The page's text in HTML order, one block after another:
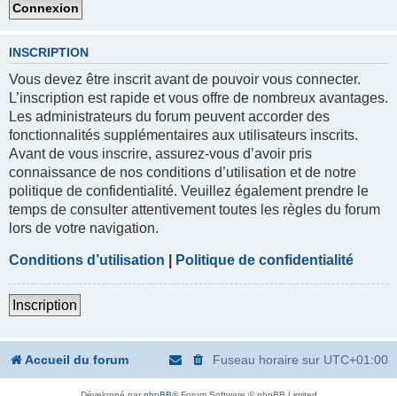
INSCRIPTION
Vous devez être inscrit avant de pouvoir vous connecter.
L’inscription est rapide et vous offre de nombreux avantages.
Les administrateurs du forum peuvent accorder des
fonctionnalités supplémentaires aux utilisateurs inscrits.
Avant de vous inscrire, assurez-vous d’avoir pris
connaissance de nos conditions d’utilisation et de notre
politique de confidentialité. Veuillez également prendre le
temps de consulter attentivement toutes les règles du forum
lors de votre navigation.
Conditions d’utilisation Politique de confidentialité
Inscription
Accueil du forum Fuseau horaire sur UTC+01:00